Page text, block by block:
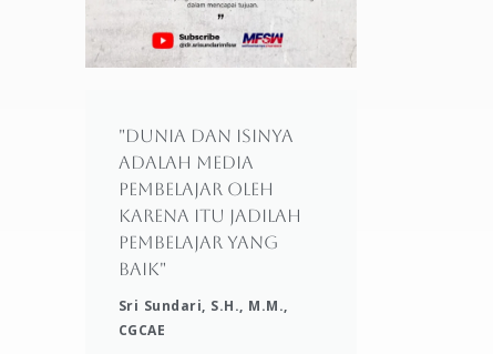
"Dunia dan isinya
adalah media
pembelajar oleh
karena itu jadilah
pembelajar yang
baik"
Sri Sundari, S.H., M.M.,
CGCAE